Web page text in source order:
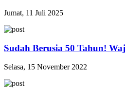
Jumat, 11 Juli 2025
Sudah Berusia 50 Tahun!
Selasa, 15 November 2022